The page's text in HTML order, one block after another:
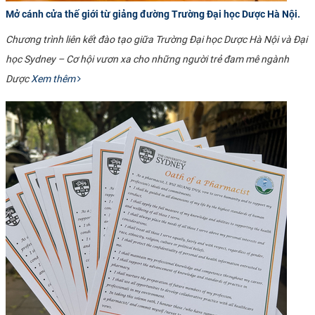
Mở cánh cửa thế giới từ giảng đường Trường Đại học Dược Hà Nội.
Chương trình liên kết đào tạo giữa Trường Đại học Dược Hà Nội và Đại
học Sydney – Cơ hội vươn xa cho những người trẻ đam mê ngành
DượcXem thêm